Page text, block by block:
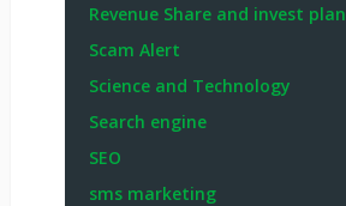
Revenue Share and invest plan
Scam Alert
Science and Technology
Search engine
SEO
sms marketing